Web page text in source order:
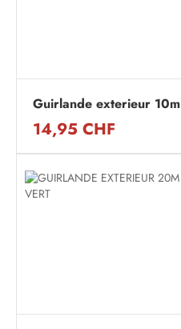
Guirlande exterieur
14,95 CHF